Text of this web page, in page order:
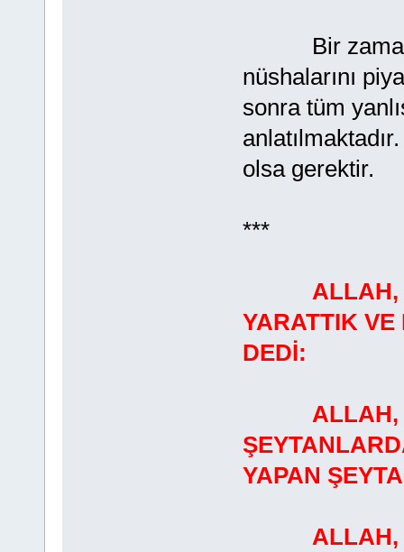
Bir zamanlar
nüshalarını
sonra tüm
olsa gerektir.
***
ALLAH,
YARATTIK
DEDİ:
ALLAH,
YAPAN
ALLAH,